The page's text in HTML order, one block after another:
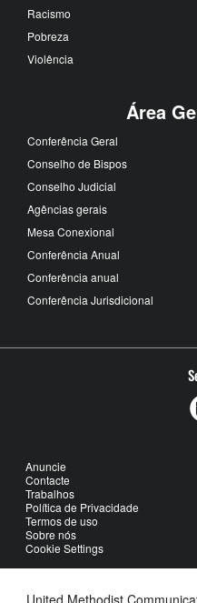
Racismo
Pobreza
Violência
Área
Conferência Geral
Conselho de Bispos
Conselho Judicial
Agências gerais
Mesa Conexional
Conferência Anual
Conferência anual
Conferência Jurisdicional
Anuncie
Contacte
Trabalhos
Política de Privacidade
Termos de uso
Sobre nós
Cookie Settings